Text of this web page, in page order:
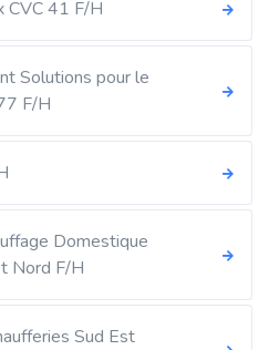
CVC 41 F/H
Solutions pour le
F/H
Domestique
Nord F/H
Sud Est